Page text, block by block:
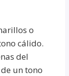
o
cálido.
del
un tono